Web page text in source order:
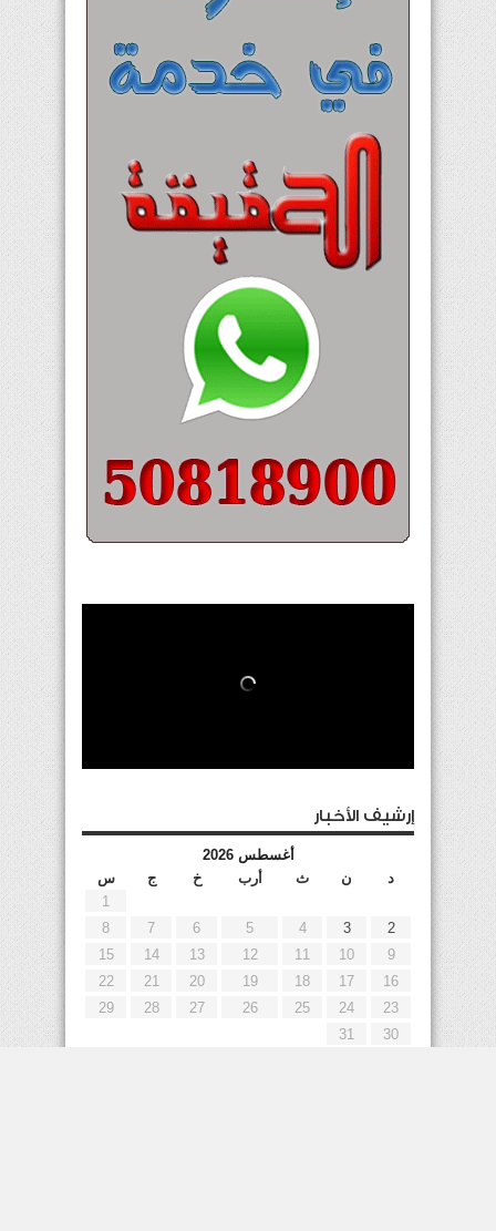
إرشيف الأخبار
أغسطس 2026
د
ن ث أرب خ ج
س
1
2
3
4
5
6
7
8
9
10
11
12
13
14
15
16
17
18
19
20
21
22
23
24
25
26
27
28
29
30
31